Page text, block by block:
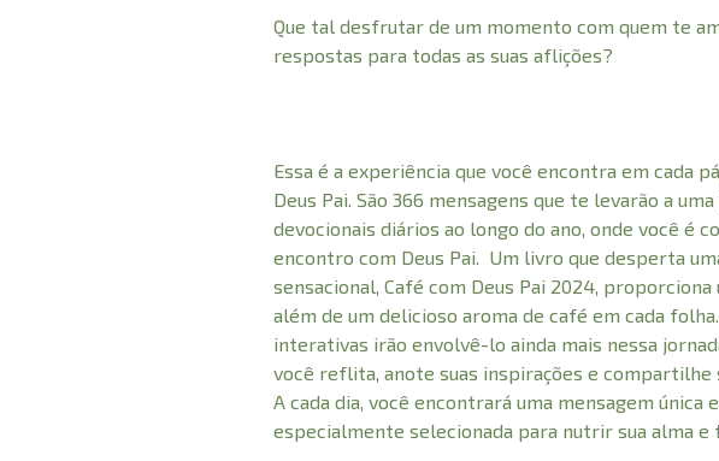
Que tal desfrutar de um momento com quem te
respostas para todas as suas aflições?
Essa é a experiência que você encontra em cada
Deus Pai. São 366 mensagens que te levarão a
devocionais diários ao longo do ano, onde você é
encontro com Deus Pai. Um livro que desperta
sensacional, Café com Deus Pai 2024, proporciona
além de um delicioso aroma de café em cada
interativas irão envolvê-lo ainda mais nessa
você reflita, anote suas inspirações e compartilhe
A cada dia, você encontrará uma mensagem única
especialmente selecionada para nutrir sua alma